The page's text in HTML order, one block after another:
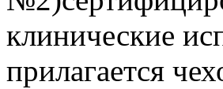
клинические
прилагается